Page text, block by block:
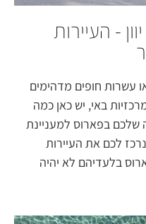
- העיירות
עשרות חופים מדהימים
באי, יש כאן כמה
שלכם בפארוס למעניינת
לכם את העיירות
בלעדיהם לא יהיה